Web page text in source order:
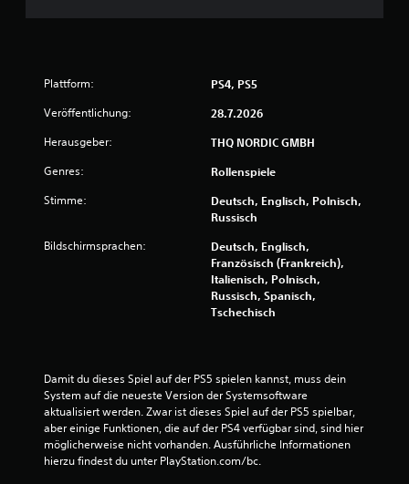
Plattform: PS4, PS5
Veröffentlichung: 28.7.2026
Herausgeber: THQ NORDIC GMBH
Genres: Rollenspiele
Stimme:
Deutsch, Englisch, Polnisch,
Russisch
Bildschirmsprachen:
Deutsch, Englisch,
Französisch (Frankreich),
Italienisch, Polnisch,
Russisch, Spanisch,
Tschechisch
Damit du dieses Spiel auf der PS5 spielen kannst, muss dein
System auf die neueste Version der Systemsoftware
aktualisiert werden. Zwar ist dieses Spiel auf der PS5 spielbar,
aber einige Funktionen, die auf der PS4 verfügbar sind, sind hier
möglicherweise nicht vorhanden. Ausführliche Informationen
hierzu findest du unter PlayStation.com/bc.